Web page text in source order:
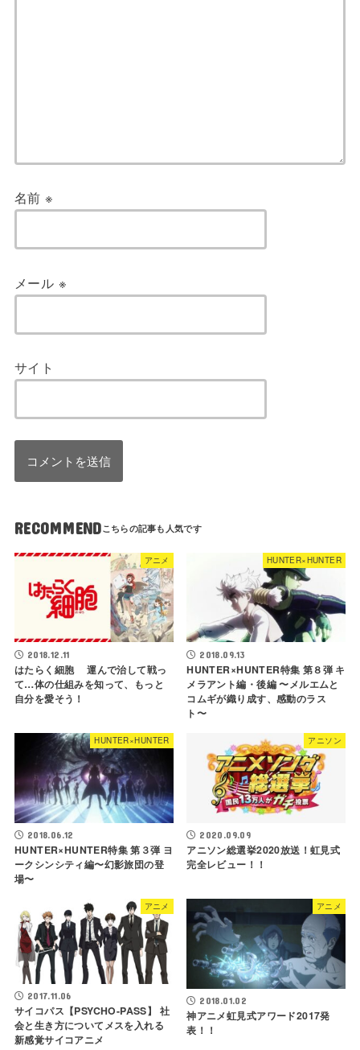
名前※
メール ※
サイト
RECOMMEND
アニメ
2018.12.11
はたらく細胞 運んで治して戦っ
て…体の仕組みを知って、もっと
自分を愛そう！
HUNTER×HUNTER
2018.09.13
HUNTER×HUNTER特集 第８弾 キ
メラアント編・後編 〜メルエムと
コムギが織り成す、感動のラス
ト〜
HUNTER×HUNTER
2018.06.12
HUNTER×HUNTER特集 第３弾 ヨ
ークシンシティ編〜幻影旅団の登
場〜
アニソン
2020.09.09
アニソン総選挙2020放送！虹見式
完全レビュー！！
アニメ
2017.11.06
サイコパス【PSYCHO-PASS】 社
会と生き方についてメスを入れる
新感覚サイコアニメ
アニメ
2018.01.02
神アニメ虹見式アワード2017発
表！！